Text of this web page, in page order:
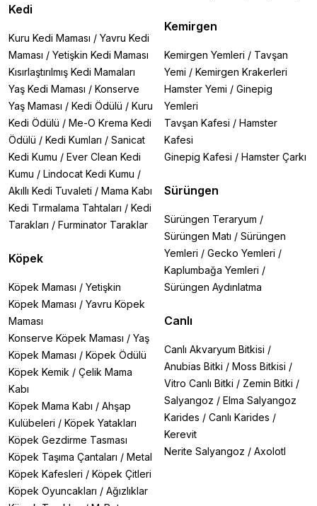
Kedi
Kuru Kedi Maması / Yavru Kedi
Maması / Yetişkin Kedi Maması
Kısırlaştırılmış Kedi Mamaları
Yaş Kedi Maması / Konserve
Yaş Maması / Kedi Ödülü / Kuru
Kedi Ödülü / Me-O Krema Kedi
Ödülü / Kedi Kumları / Sanicat
Kedi Kumu / Ever Clean Kedi
Kumu / Lindocat Kedi Kumu /
Akıllı Kedi Tuvaleti / Mama Kabı
Kedi Tırmalama Tahtaları / Kedi
Tarakları / Furminator Taraklar
Köpek
Köpek Maması / Yetişkin
Köpek Maması / Yavru Köpek
Maması
Konserve Köpek Maması / Yaş
Köpek Maması / Köpek Ödülü
Köpek Kemik / Çelik Mama
Kabı
Köpek Mama Kabı / Ahşap
Kulübeleri / Köpek Yatakları
Köpek Gezdirme Tasması
Köpek Taşıma Çantaları / Metal
Köpek Kafesleri / Köpek Çitleri
Köpek Oyuncakları / Ağızlıklar
Kemirgen
Kemirgen Yemleri / Tavşan
Yemi / Kemirgen Krakerleri
Hamster Yemi / Ginepig
Yemleri
Tavşan Kafesi / Hamster
Kafesi
Ginepig Kafesi / Hamster Çarkı
Sürüngen
Sürüngen Teraryum /
Sürüngen Matı / Sürüngen
Yemleri / Gecko Yemleri /
Kaplumbağa Yemleri /
Sürüngen Aydınlatma
Canlı
Canlı Akvaryum Bitkisi /
Anubias Bitki / Moss Bitkisi /
Vitro Canlı Bitki / Zemin Bitki /
Salyangoz / Elma Salyangoz
Karides / Canlı Karides /
Kerevit
Nerite Salyangoz / Axolotl